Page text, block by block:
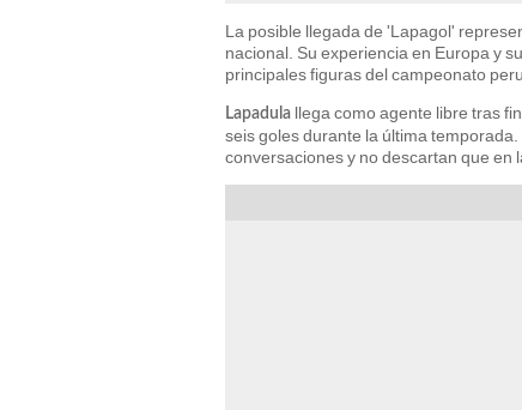
La posible llegada de 'Lapagol'
nacional. Su experiencia en Europa y
principales figuras del campeonato
Lapadula llega como agente libre tras
seis goles durante la última
conversaciones y no descartan que en